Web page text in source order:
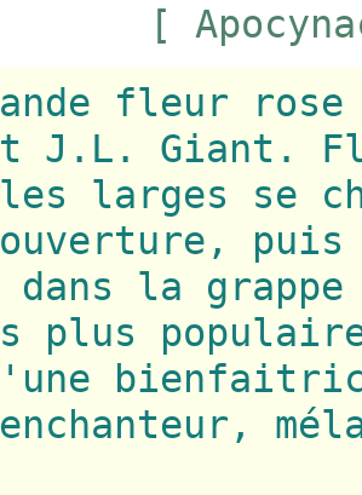
[
fleur
J.L. Giant.
larges se
la grappe
plus